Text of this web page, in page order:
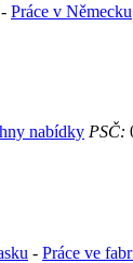
- Práce v Německu
nabídky PSČ:
- Práce ve